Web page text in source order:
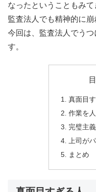
なったということもみて
監査法人でも精神的に崩
今回は、監査法人でう
す。
真面目
作業を
完璧主
上司が
まとめ